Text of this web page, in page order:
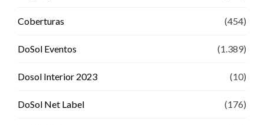
Coberturas (454)
DoSol Eventos (1.389)
Dosol Interior 2023 (10)
DoSol Net Label (176)